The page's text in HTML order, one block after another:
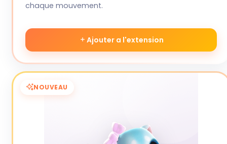
chaque mouvement.
Ajouter a l'extension
NOUVEAU